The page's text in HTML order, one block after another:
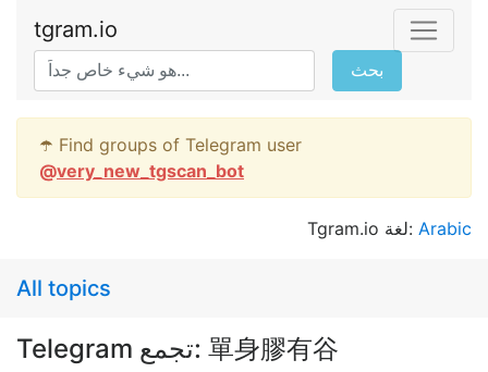
tgram.io
بحث
☂️ Find groups of Telegram user
@very_new_tgscan_bot
Tgram.io لغة: Arabic
All topics
Telegram تجمع: 單身膠有谷